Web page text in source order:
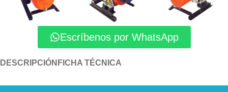
Escríbenos por WhatsApp
DESCRIPCIÓN FICHA TÉCNICA